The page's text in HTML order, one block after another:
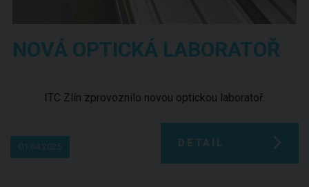
NOVÁ OPTICKÁ LABORATOŘ
ITC Zlín zprovoznilo novou optickou laboratoř.
01.04.2025 DETAIL